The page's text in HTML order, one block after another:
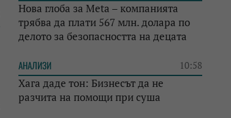
Нова глоба за Meta – компанията
трябва да плати 567 млн. долара по
делото за безопасността на децата
АНАЛИЗИ 10:58
Хага даде тон: Бизнесът да не
разчита на помощи при суша